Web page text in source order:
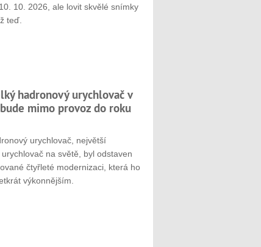
10. 2026, ale lovit skvělé snímky
teď.
hadronový urychlovač v
bude mimo provoz do roku
urychlovač, největší
na světě, byl odstaven
čtyřleté modernizaci, která ho
výkonnějším.